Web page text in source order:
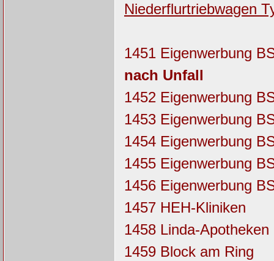
Niederflurtriebwagen
1451 Eigenwerbung
nach Unfall
1452 Eigenwerbung
1453 Eigenwerbung
1454 Eigenwerbung
1455 Eigenwerbung
1456 Eigenwerbung
1457 HEH-Kliniken
1458 Linda-Apotheken
1459 Block am Ring